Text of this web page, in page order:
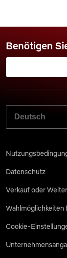
Benötigen
WÄHLEN SIE
Datenschutz
Verkauf oder
Wahlmöglichkeiten
Cookie-